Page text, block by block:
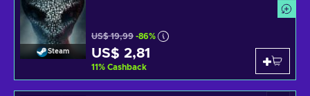
Steam
US$ 19,99 -86%
US$ 2,81
11% Cashback